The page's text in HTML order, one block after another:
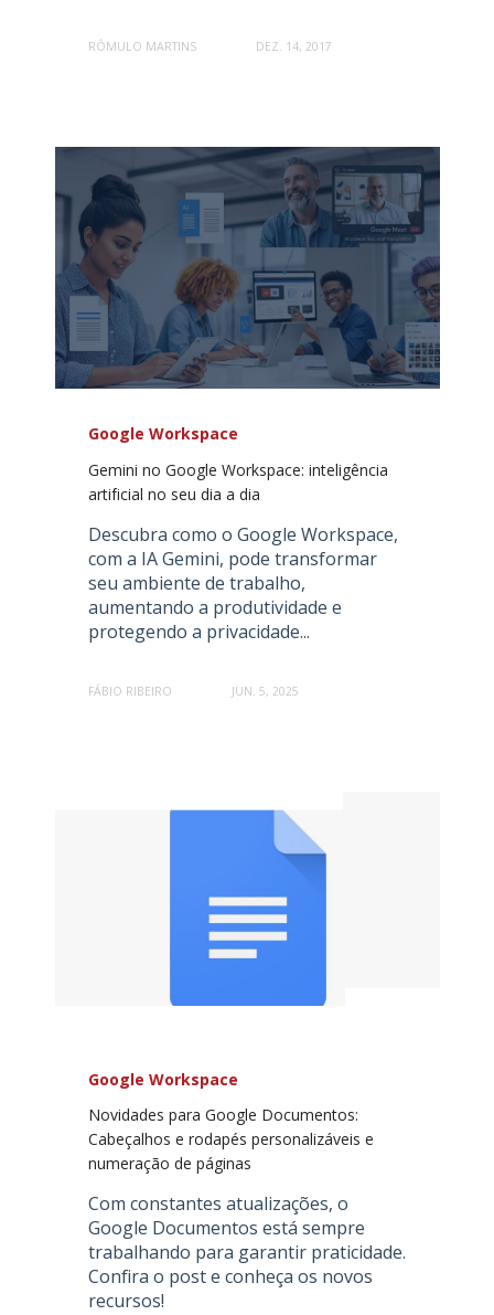
RÔMULO MARTINS DEZ. 14, 2017
Google Workspace
Gemini no Google Workspace: inteligência
artificial no seu dia a dia
Descubra como o Google Workspace,
com a IA Gemini, pode transformar
seu ambiente de trabalho,
aumentando a produtividade e
protegendo a privacidade...
FÁBIO RIBEIRO JUN. 5, 2025
Google Workspace
Novidades para Google Documentos:
Cabeçalhos e rodapés personalizáveis e
numeração de páginas
Com constantes atualizações, o
Google Documentos está sempre
trabalhando para garantir praticidade.
Confira o post e conheça os novos
recursos!